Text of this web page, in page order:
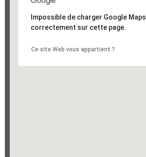
Impossible de charger Google Maps
correctement sur cette page.
Ce site Web vous appartient ?